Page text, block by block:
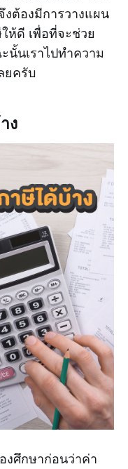
งต้องมีการวางแผน
ห้ดี เพื่อที่จะช่วย
นั้นเราไปทำความ
ยครับ
ง
งศึกษาก่อนว่าค่า